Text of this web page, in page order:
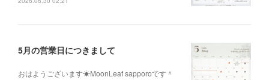
5月の営業日につきまして
おはようございます☀MoonLeaf sapporoです＾